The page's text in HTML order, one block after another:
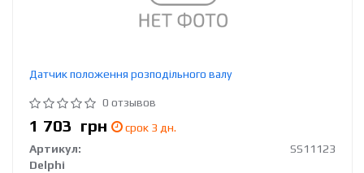
Датчик положення розподільного валу
0 отзывов
1 703 грн
срок 3 дн.
Артикул:
SS11123
Delphi